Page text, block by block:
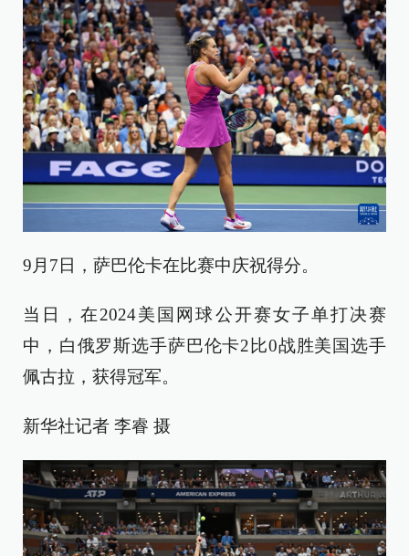
9月7日，萨巴伦卡在比赛中庆祝得分。
当日，在2024美国网球公开赛女子单打决赛
中，白俄罗斯选手萨巴伦卡2比0战胜美国选手
佩古拉，获得冠军。
新华社记者 李睿 摄